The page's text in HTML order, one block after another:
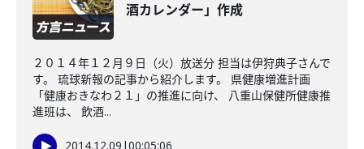
酒カレンダー」作成
２０１４年１２月９日（火）放送分 担当は伊狩典子さんで
す。 琉球新報の記事から紹介します。 県健康増進計画
「健康おきなわ２１」の推進に向け、 八重山保健所健康推
進班は、 飲酒...
2014.12.09 |00:05:06